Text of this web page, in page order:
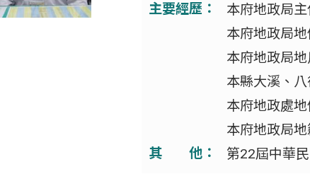
主要經歷：
本府地政局
本府地政局
本府地政局
本縣大溪、
本府地政處
本府地政局
其 他：
第22屆中華